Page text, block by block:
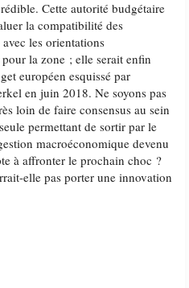
Cette autorité budgétaire
la compatibilité des
les orientations
la zone ; elle serait enfin
européen esquissé par
en juin 2018. Ne soyons pas
loin de faire consensus au sein
permettant de sortir par le
macroéconomique devenu
à affronter le prochain choc ?
elle pas porter une innovation